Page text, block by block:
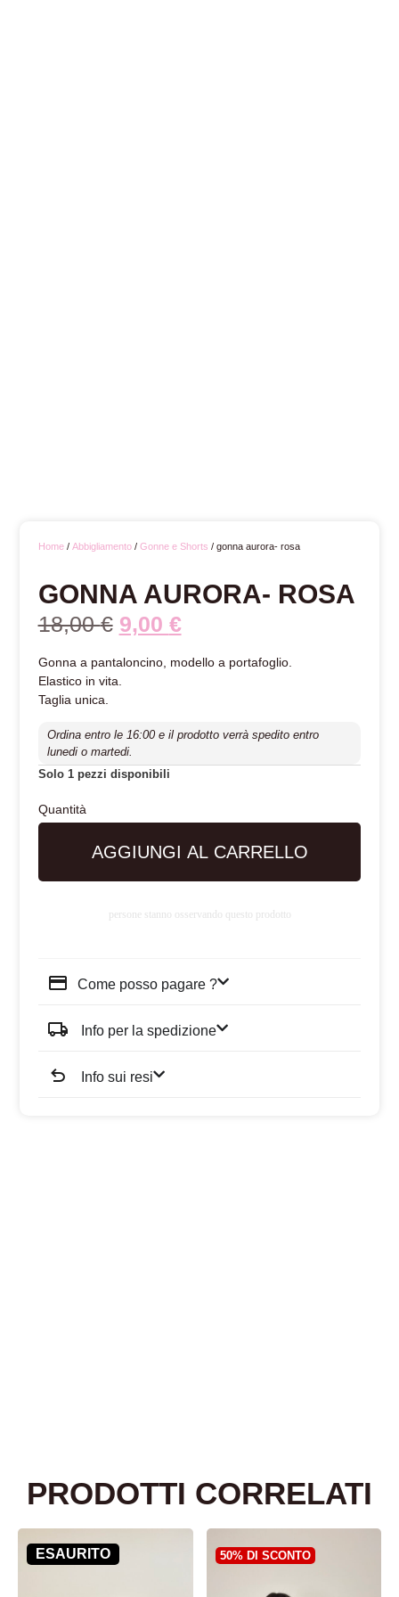
Home/ Abbigliamento/ Gonne e Shorts / gonna aurora- rosa
GONNA AURORA- ROSA
18,00€ 9,00 €
Gonna a pantaloncino, modello a portafoglio.
Elastico in vita.
Taglia unica.
Ordina entro le 16:00 e il prodotto verrà spedito entro
lunedi o martedi.
Solo 1 pezzi disponibili
AGGIUNGI AL CARRELLO
persone stanno osservando questo prodotto
Come posso pagare ?
Info per la spedizione
Info sui resi
PRODOTTI CORRELATI
ESAURITO 50% DI SCONTO